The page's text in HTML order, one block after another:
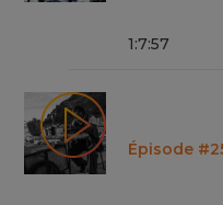
1:7:57
Épisode